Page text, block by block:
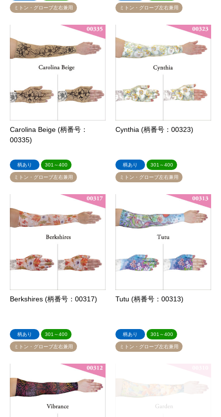
ミトン・グローブ左右兼用 ミトン・グローブ左右兼用
Carolina Beige (柄番号：
00335)
柄あり 301～400
ミトン・グローブ左右兼用
Cynthia (柄番号：00323)
柄あり 301～400
ミトン・グローブ左右兼用
Berkshires (柄番号：00317)
柄あり 301～400
ミトン・グローブ左右兼用
Tutu (柄番号：00313)
柄あり 301～400
ミトン・グローブ左右兼用